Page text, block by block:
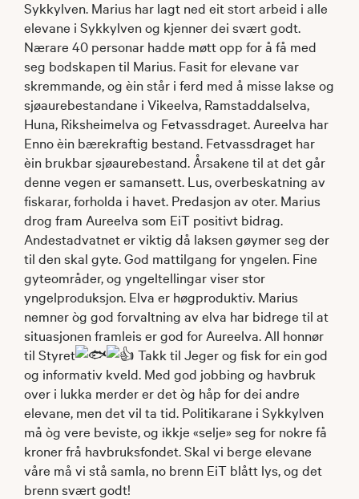
Sykkylven. Marius har lagt ned eit stort arbeid i alle
elevane i Sykkylven og kjenner dei svært godt.
Nærare 40 personar hadde møtt opp for å få med
seg bodskapen til Marius. Fasit for elevane var
skremmande, og èin står i ferd med å misse lakse og
sjøaurebestandane i Vikeelva, Ramstaddalselva,
Huna, Riksheimelva og Fetvassdraget. Aureelva har
Enno èin bærekraftig bestand. Fetvassdraget har
èin brukbar sjøaurebestand. Årsakene til at det går
denne vegen er samansett. Lus, overbeskatning av
fiskarar, forholda i havet. Predasjon av oter. Marius
drog fram Aureelva som EiT positivt bidrag.
Andestadvatnet er viktig då laksen gøymer seg der
til den skal gyte. God mattilgang for yngelen. Fine
gyteområder, og yngeltellingar viser stor
yngelproduksjon. Elva er høgproduktiv. Marius
nemner òg god forvaltning av elva har bidrege til at
situasjonen framleis er god for Aureelva. All honnør
til Styret
Takk til Jeger og fisk for ein god
og informativ kveld. Med god jobbing og havbruk
over i lukka merder er det òg håp for dei andre
elevane, men det vil ta tid. Politikarane i Sykkylven
må òg vere beviste, og ikkje «selje» seg for nokre få
kroner frå havbruksfondet. Skal vi berge elevane
våre må vi stå samla, no brenn EiT blått lys, og det
brenn svært godt!